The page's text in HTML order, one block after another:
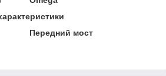
Передний мост